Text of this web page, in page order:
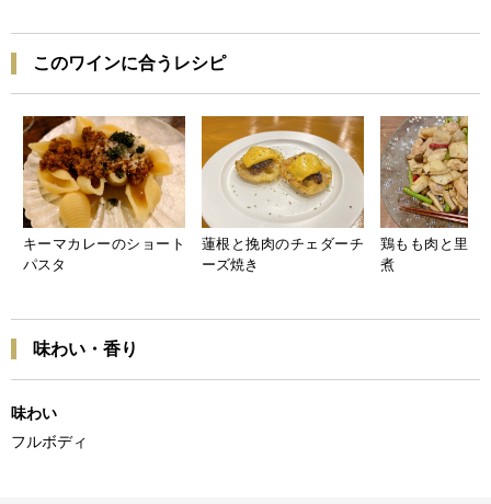
このワインに合うレシピ
キーマカレーのショート
パスタ
蓮根と挽肉のチェダーチ
ーズ焼き
鶏もも肉と里芋
煮
味わい・香り
味わい
フルボディ